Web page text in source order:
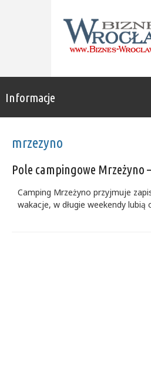
Informacje
mrzezyno
Pole campingowe Mrzeżyno
Camping Mrzeżyno przyjmuje
wakacje, w długie weekendy